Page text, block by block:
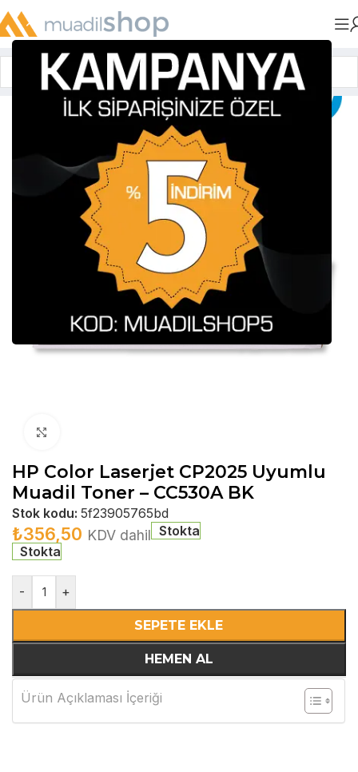
Anasayfa»Muadil Tonerler
HP Color Laserjet CP2025 Uyumlu
Muadil Toner – CC530A BK
Stok kodu: 5f23905765bd
₺356,50 KDV dahil Stokta
Stokta
- +
SEPETE EKLE
HEMEN AL
Ürün Açıklaması İçeriği